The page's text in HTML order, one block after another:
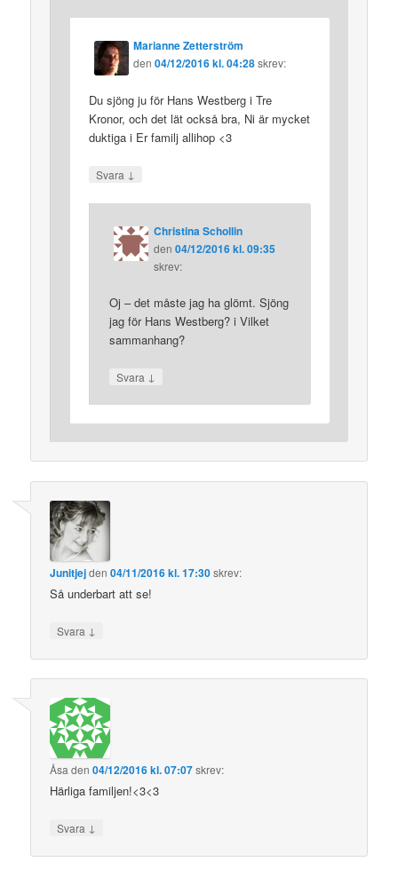
Marianne Zetterström
den04/12/2016 kl. 04:28 skrev:
Du sjöng ju för Hans Westberg i Tre
Kronor, och det lät också bra, Ni är mycket
duktiga i Er familj allihop <3
Svara ↓
Christina Schollin
den 04/12/2016 kl. 09:35
skrev:
Oj – det måste jag ha glömt. Sjöng
jag för Hans Westberg? i Vilket
sammanhang?
Svara ↓
Junitjejden04/11/2016 kl. 17:30skrev:
Så underbart att se!
Svara ↓
Åsa den04/12/2016 kl. 07:07skrev:
Härliga familjen!<3<3
Svara ↓